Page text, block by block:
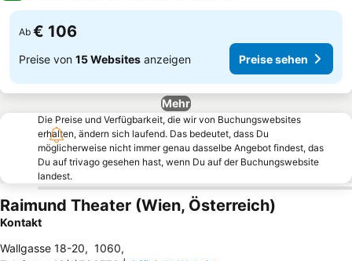
Ab € 106
Preise von 15 Websites anzeigen Preise sehen
Mehr
Die Preise und Verfügbarkeit, die wir von Buchungswebsites
erhalten, ändern sich laufend. Das bedeutet, dass Du
möglicherweise nicht immer genau dasselbe Angebot findest, das
Du auf trivago gesehen hast, wenn Du auf der Buchungswebsite
landest.
Raimund Theater (Wien, Österreich)
Kontakt
Wallgasse 18-20, 1060,